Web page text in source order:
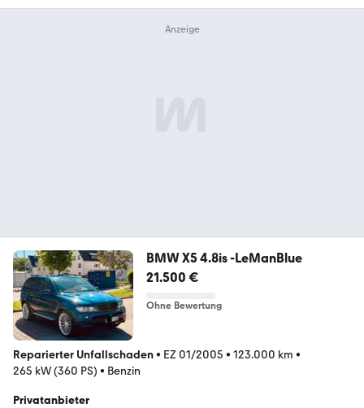
BMW X5 4.8is -LeManBlue
21.500 €
Ohne Bewertung
Reparierter Unfallschaden• EZ 01/2005 • 123.000 km •
265 kW (360 PS) • Benzin
Privatanbieter